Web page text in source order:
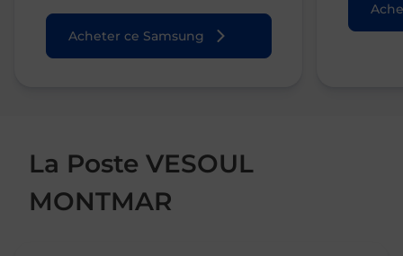
Acheter ce Samsung
La Poste VESOUL
MONTMAR